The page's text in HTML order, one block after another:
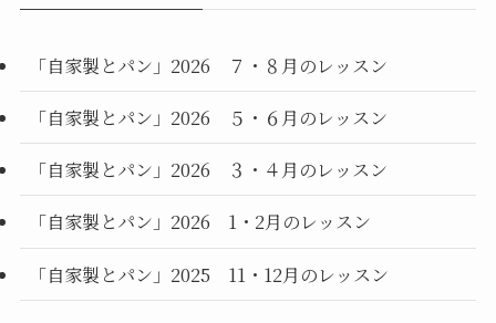
「自家製とパン」2026 ７・８月のレッスン
「自家製とパン」2026 ５・６月のレッスン
「自家製とパン」2026 ３・４月のレッスン
「自家製とパン」2026 1・2月のレッスン
「自家製とパン」2025 11・12月のレッスン